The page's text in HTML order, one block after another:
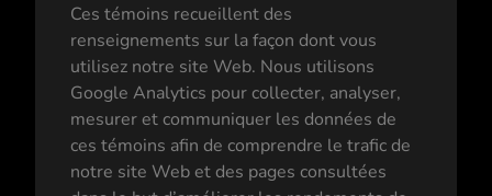
Ces témoins recueillent des
renseignements sur la façon dont vous
utilisez notre site Web. Nous utilisons
Google Analytics pour collecter, analyser,
mesurer et communiquer les données de
ces témoins afin de comprendre le trafic de
notre site Web et des pages consultées